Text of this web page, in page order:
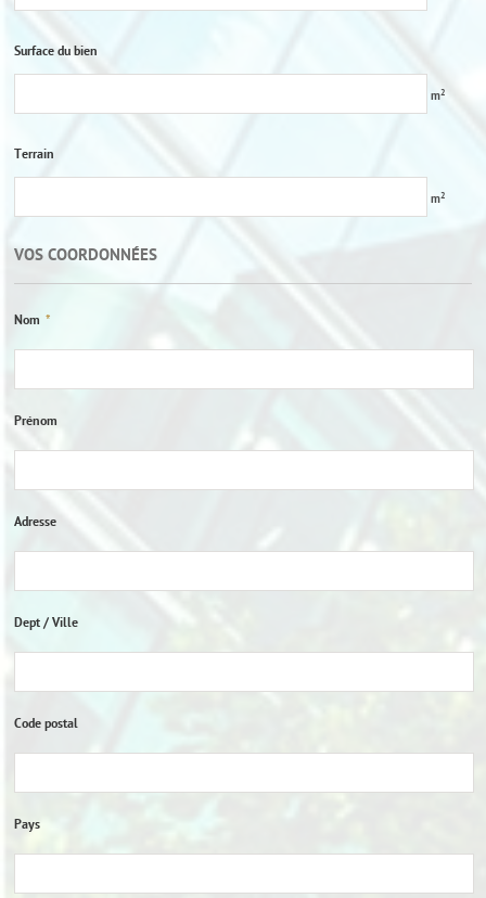
Surface du bien
m2
Terrain
m2
VOS COORDONNÉES
Nom *
Prénom
Adresse
Dept / Ville
Code postal
Pays